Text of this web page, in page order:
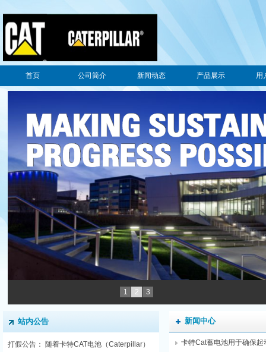
首页 公司简介 新闻动态 产品展示 用
1 2 3
站内公告
打假公告： 随着卡特CAT电池（Caterpillar）
新闻中心
卡特Cat蓄电池用于确保起